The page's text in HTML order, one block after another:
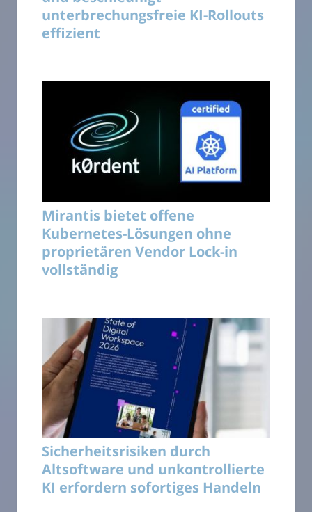
unterbrechungsfreie KI-Rollouts
effizient
Mirantis bietet offene
Kubernetes-Lösungen ohne
proprietären Vendor Lock-in
vollständig
Sicherheitsrisiken durch
Altsoftware und unkontrollierte
KI erfordern sofortiges Handeln